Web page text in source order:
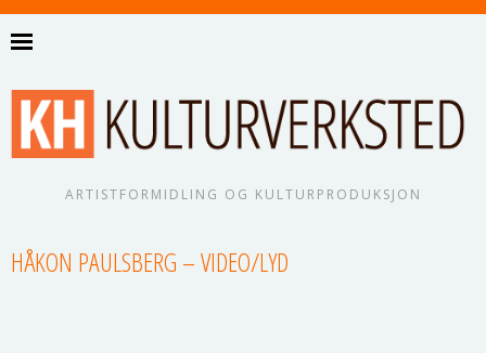
ARTISTFORMIDLING OG KULTURPRODUKSJON
HÅKON PAULSBERG – VIDEO/LYD